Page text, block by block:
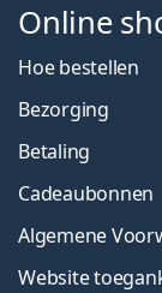
Online
Hoe bestellen
Bezorging
Betaling
Cadeaubonnen
Algemene
Website